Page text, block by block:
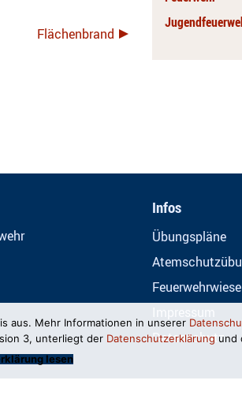
Flächenbrand
Infos
Übungspläne
Datenschutz
aus. Mehr Informationen in unserer
3, unterliegt der Datenschutzerklärung und
lesen